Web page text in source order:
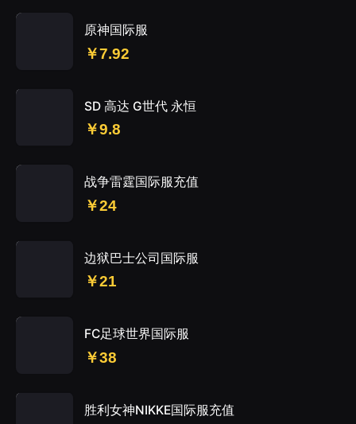
原神国际服
￥7.92
SD 高达 G世代 永恒
￥9.8
战争雷霆国际服充值
￥24
边狱巴士公司国际服
￥21
FC足球世界国际服
￥38
胜利女神NIKKE国际服充值